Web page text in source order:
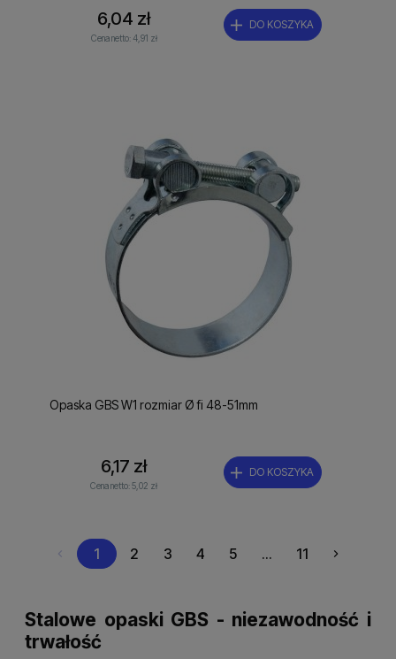
6,04 zł
Cena netto:4,91 zł
DO KOSZYKA
Opaska GBS W1 rozmiar Ø fi 48-51mm
6,17 zł
Cena netto:5,02 zł
DO KOSZYKA
1 2 3 4 5 ... 11
Stalowe opaski GBS - niezawodność i
trwałość